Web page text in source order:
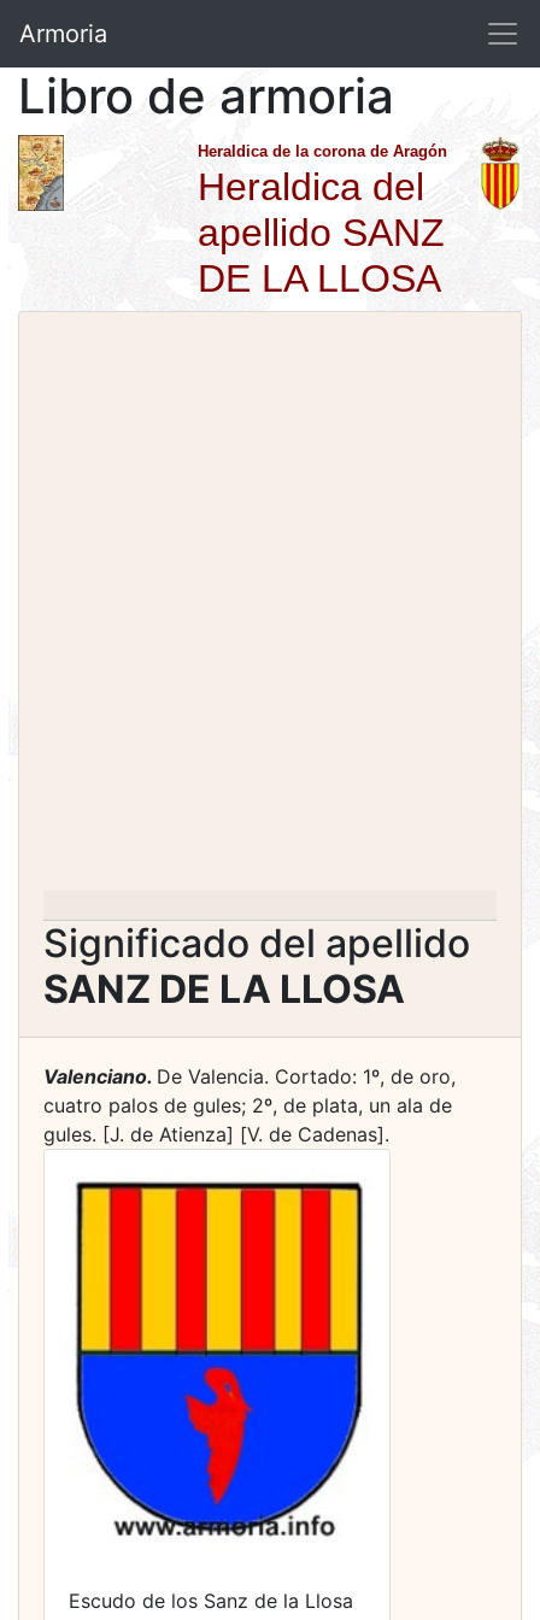
Armoria
Libro de armoria
Heraldica de la corona de Aragón
Heraldica del
apellido SANZ
DE LA LLOSA
Significado del apellido
SANZ DE LA LLOSA
Valenciano. De Valencia. Cortado: 1º, de oro,
cuatro palos de gules; 2º, de plata, un ala de
gules. [J. de Atienza] [V. de Cadenas].
Escudo de los Sanz de la Llosa